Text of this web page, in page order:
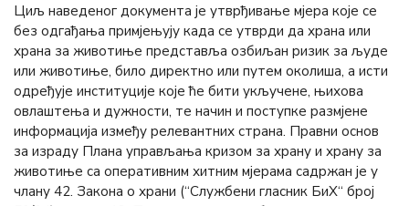
Циљ наведеног документа је утврђивање мјера које се
без одгађања примјењују када се утврди да храна или
храна за животиње представља озбиљан ризик за људе
или животиње, било директно или путем околиша, а исти
одређује институције које ће бити укључене, њихова
овлаштења и дужности, те начин и поступке размјене
информација између релевантних страна. Правни основ
за израду Плана управљања кризом за храну и храну за
животиње са оперативним хитним мјерама садржан је у
члану 42. Закона о храни (“Службени гласник БиХ“ број